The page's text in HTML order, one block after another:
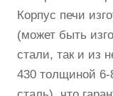
Корпус печи
(может быть
стали, так и из
430 толщиной 6-